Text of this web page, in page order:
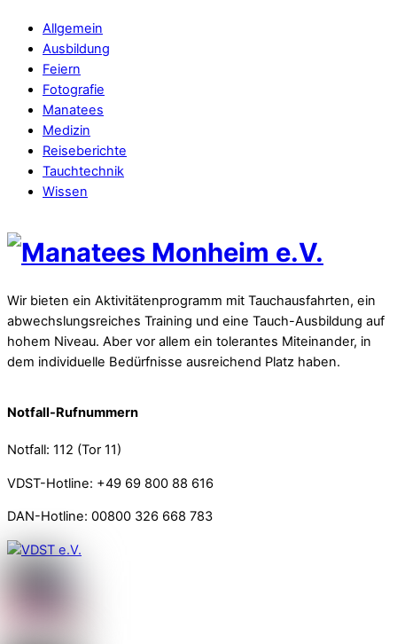
Allgemein
Ausbildung
Feiern
Fotografie
Manatees
Medizin
Reiseberichte
Tauchtechnik
Wissen
Wir bieten ein Aktivitätenprogramm mit Tauchausfahrten, ein
abwechslungsreiches Training und eine Tauch-Ausbildung auf
hohem Niveau. Aber vor allem ein tolerantes Miteinander, in
dem individuelle Bedürfnisse ausreichend Platz haben.
Notfall-Rufnummern
Notfall: 112 (Tor 11)
VDST-Hotline: +49 69 800 88 616
DAN-Hotline: 00800 326 668 783